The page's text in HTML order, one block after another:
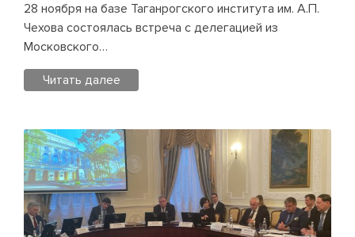
Кравцовым
С.С.
28 ноября на базе Таганрогского института им. А.П.
Чехова состоялась встреча с делегацией из
Московского…
Читать далее
in
Молодежное
крыло
АРПО,
Новости
АРПОLeave